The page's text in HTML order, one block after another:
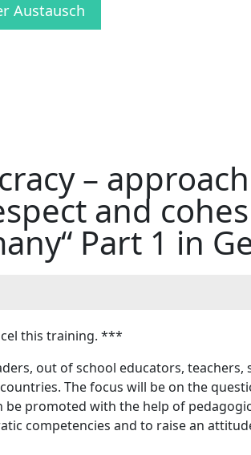
Austausch
–
and
Part 1 in
this training. ***
out of school educators,
The focus will be on the
be promoted with the help of
competencies and to raise an